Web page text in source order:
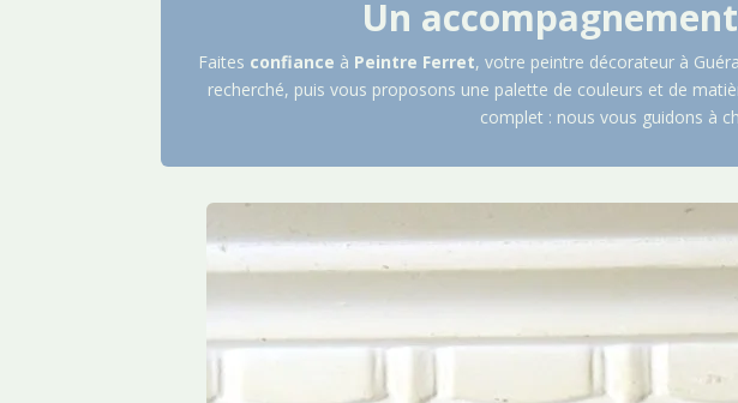
Un
Faites confiance à Peintre Ferret, votre peintre décorateur à
recherché, puis vous proposons une palette de couleurs et de
complet : nous vous guidons à